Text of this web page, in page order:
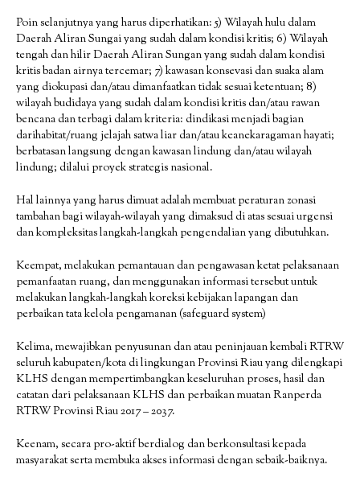
Poin selanjutnya yang harus diperhatikan: 5) Wilayah hulu dalam
Daerah Aliran Sungai yang sudah dalam kondisi kritis; 6) Wilayah
tengah dan hilir Daerah Aliran Sungan yang sudah dalam kondisi
kritis badan airnya tercemar; 7) kawasan konsevasi dan suaka alam
yang diokupasi dan/atau dimanfaatkan tidak sesuai ketentuan; 8)
wilayah budidaya yang sudah dalam kondisi kritis dan/atau rawan
bencana dan terbagi dalam kriteria: dindikasi menjadi bagian
darihabitat/ruang jelajah satwa liar dan/atau keanekaragaman hayati;
berbatasan langsung dengan kawasan lindung dan/atau wilayah
lindung; dilalui proyek strategis nasional.
Hal lainnya yang harus dimuat adalah membuat peraturan zonasi
tambahan bagi wilayah-wilayah yang dimaksud di atas sesuai urgensi
dan kompleksitas langkah-langkah pengendalian yang dibutuhkan.
Keempat, melakukan pemantauan dan pengawasan ketat pelaksanaan
pemanfaatan ruang, dan menggunakan informasi tersebut untuk
melakukan langkah-langkah koreksi kebijakan lapangan dan
perbaikan tata kelola pengamanan (safeguard system)
Kelima, mewajibkan penyusunan dan atau peninjauan kembali RTRW
seluruh kabupaten/kota di lingkungan Provinsi Riau yang dilengkapi
KLHS dengan mempertimbangkan keseluruhan proses, hasil dan
catatan dari pelaksanaan KLHS dan perbaikan muatan Ranperda
RTRW Provinsi Riau 2017 – 2037.
Keenam, secara pro-aktif berdialog dan berkonsultasi kepada
masyarakat serta membuka akses informasi dengan sebaik-baiknya.